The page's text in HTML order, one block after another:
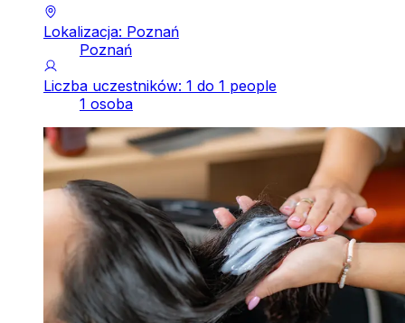
Lokalizacja: Poznań
Poznań
Liczba uczestników: 1 do 1 people
1 osoba